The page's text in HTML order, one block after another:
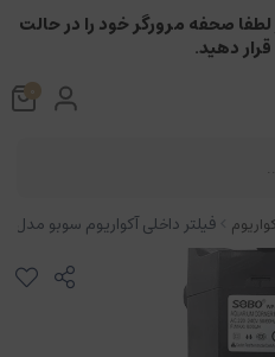
فیلتر داخلی آکواریوم سوبو مدل WP-808C
صحفه مرورگر خود را در حالت
دهید.
0